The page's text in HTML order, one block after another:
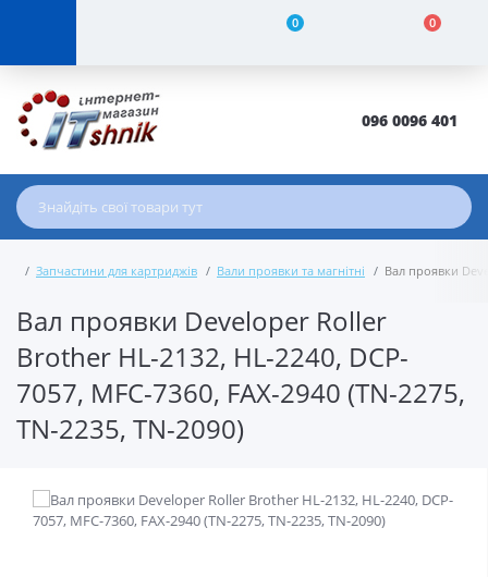
0 0
096 0096 401
Запчастини для картриджів Вали проявки та магнітні Вал проявки
Вал проявки Developer Roller
Brother HL-2132, HL-2240, DCP-
7057, MFC-7360, FAX-2940 (TN-2275,
TN-2235, TN-2090)